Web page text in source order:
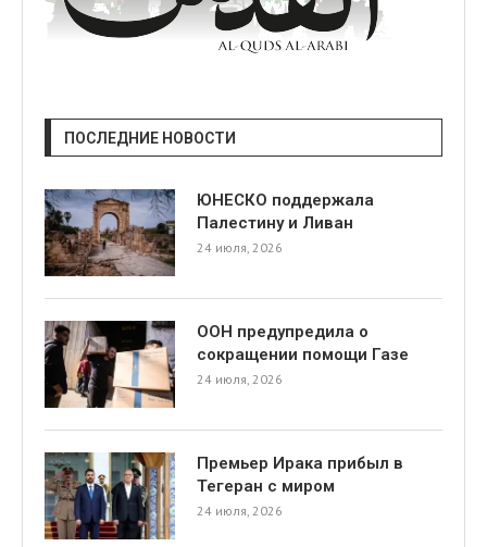
ПОСЛЕДНИЕ НОВОСТИ
ЮНЕСКО поддержала
Палестину и Ливан
24 июля, 2026
ООН предупредила о
сокращении помощи Газе
24 июля, 2026
Премьер Ирака прибыл в
Тегеран с миром
24 июля, 2026